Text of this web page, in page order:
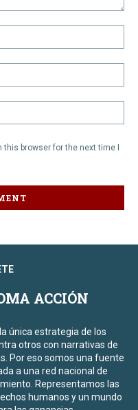
this browser for the next time I
ACCIÓN
única estrategia de los
otros con narrativas de
Por eso somos una fuente
a una red nacional de
Representamos las
humanos y un mundo